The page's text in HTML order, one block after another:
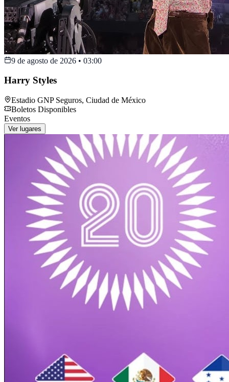
9 de agosto de 2026 • 03:00
Harry Styles
Estadio GNP Seguros, Ciudad de México
Boletos Disponibles
Eventos
Ver lugares